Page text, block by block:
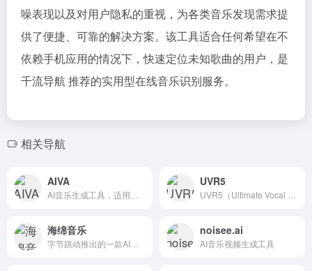
噪表现以及对用户隐私的重视，为各类音乐发现需求提
供了便捷、可靠的解决方案。该工具适合任何希望在不
依赖手机应用的情况下，快速定位未知歌曲的用户，是
千流导航 推荐的实用型在线音乐识别服务。
相关导航
AIVA UVR5
海绵音乐 noisee.ai
AI音乐视频生成工具